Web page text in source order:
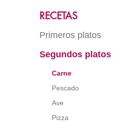
RECETAS
Primeros platos
Arroz
Segundos platos
Carne
Pescado
Ave
Pizza